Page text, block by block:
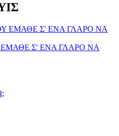
ΕΜΑΘΕ Σ' ΕΝΑ ΓΛΑΡΟ ΝΑ